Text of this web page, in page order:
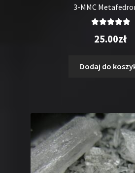
3-MMC
5.00na 5
25.00zł
Dodaj do